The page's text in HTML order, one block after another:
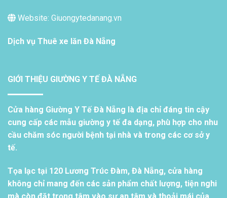
Website: Giuongytedanang.vn
Dịch vụ Thuê xe lăn Đà Nẵng
GIỚI THIỆU GIƯỜNG Y TẾ ĐÀ NẴNG
Cửa hàng Giường Y Tế Đà Nẵng là địa chỉ đáng tin cậy
cung cấp các mẫu giường y tế đa dạng, phù hợp cho nhu
cầu chăm sóc người bệnh tại nhà và trong các cơ sở y
tế.
Tọa lạc tại 120 Lương Trúc Đàm, Đà Nẵng, cửa hàng
không chỉ mang đến các sản phẩm chất lượng, tiện nghi